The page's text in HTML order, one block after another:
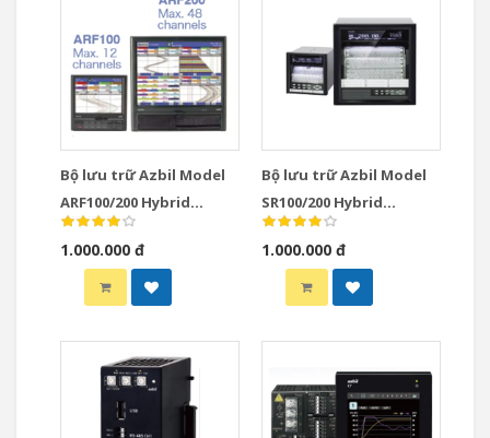
Bộ lưu trữ Azbil Model
ARF100/200 Hybrid
Recorders
1.000.000 đ
Bộ lưu trữ Azbil Model
SR100/200 Hybrid
Recorders
1.000.000 đ